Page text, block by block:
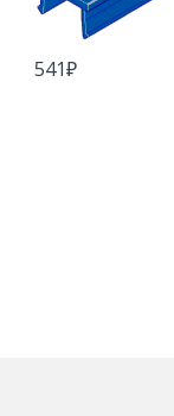
541₽